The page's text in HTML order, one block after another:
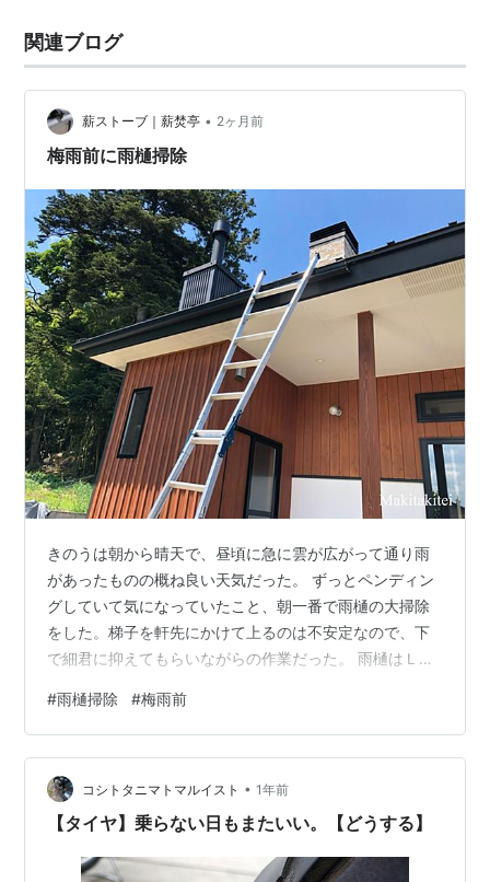
関連ブログ
薪ストーブ｜薪焚亭 • 2ヶ月前
梅雨前に雨樋掃除
きのうは朝から晴天で、昼頃に急に雲が広がって通り雨
があったものの概ね良い天気だった。 ずっとペンディン
グしていて気になっていたこと、朝一番で雨樋の大掃除
をした。梯子を軒先にかけて上るのは不安定なので、下
で細君に抑えてもらいながらの作業だった。 雨樋はＬ字
り溜まっていた枯れ葉のヘドロをゴム手袋で掴んで回収
して、ホースで水を流してキレイにするのだ。 新ブログ
のためにもヨロシクです！ にほんブログ村 去年サボった
ので、溜まってた枯れ葉は堆肥化していた（笑） ついで
に自室の屋根にも上り、角チムニーの裾に溜まっていた
#雨樋掃除 #梅雨前
コシトタニマトマルイスト • 1年前
【タイヤ】乗らない日もまたいい。【どうする】